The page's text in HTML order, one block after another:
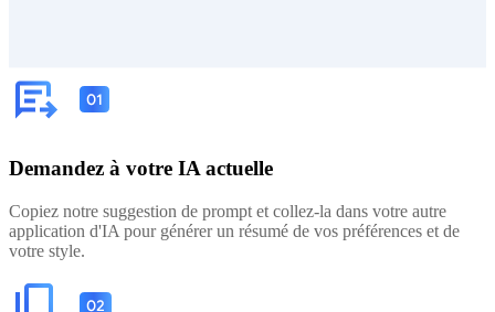
Demandez à votre IA actuelle
Copiez notre suggestion de prompt et collez-la dans votre autre
application d'IA pour générer un résumé de vos préférences et de
votre style.